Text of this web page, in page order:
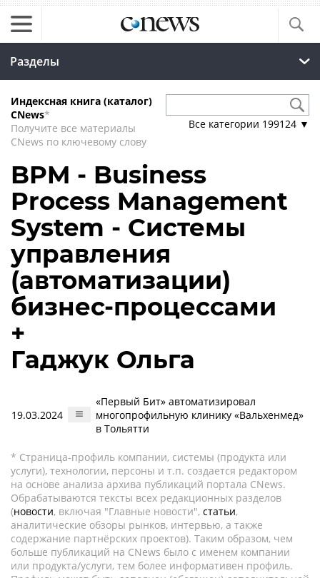
Разделы
Индексная книга (каталог)
CNews*
Получите все материалы
CNews по ключевому слову
Все категории 199124 ▼
BPM - Business
Process Management
System - Системы
управления
(автоматизации)
бизнес-процессами
+
Гаджук Ольга
19.03.2024
«Первый Бит» автоматизировал
многопрофильную клинику «Вальхенмед»
в Тольятти
* Страница-профиль компании, системы (продукта или
услуги), технологии, персоны и т.п. создается редактором
на основе анализа архива публикаций портала CNews.
Обрабатываются тексты всех редакционных разделов
(новости, включая "Главные новости", статьи,
аналитические обзоры рынков, интервью, а также
содержание партнёрских проектов). Таким образом, чем
больше публикаций на CNews было с именем компании
или продукта/услуги, тем более информативен профиль.